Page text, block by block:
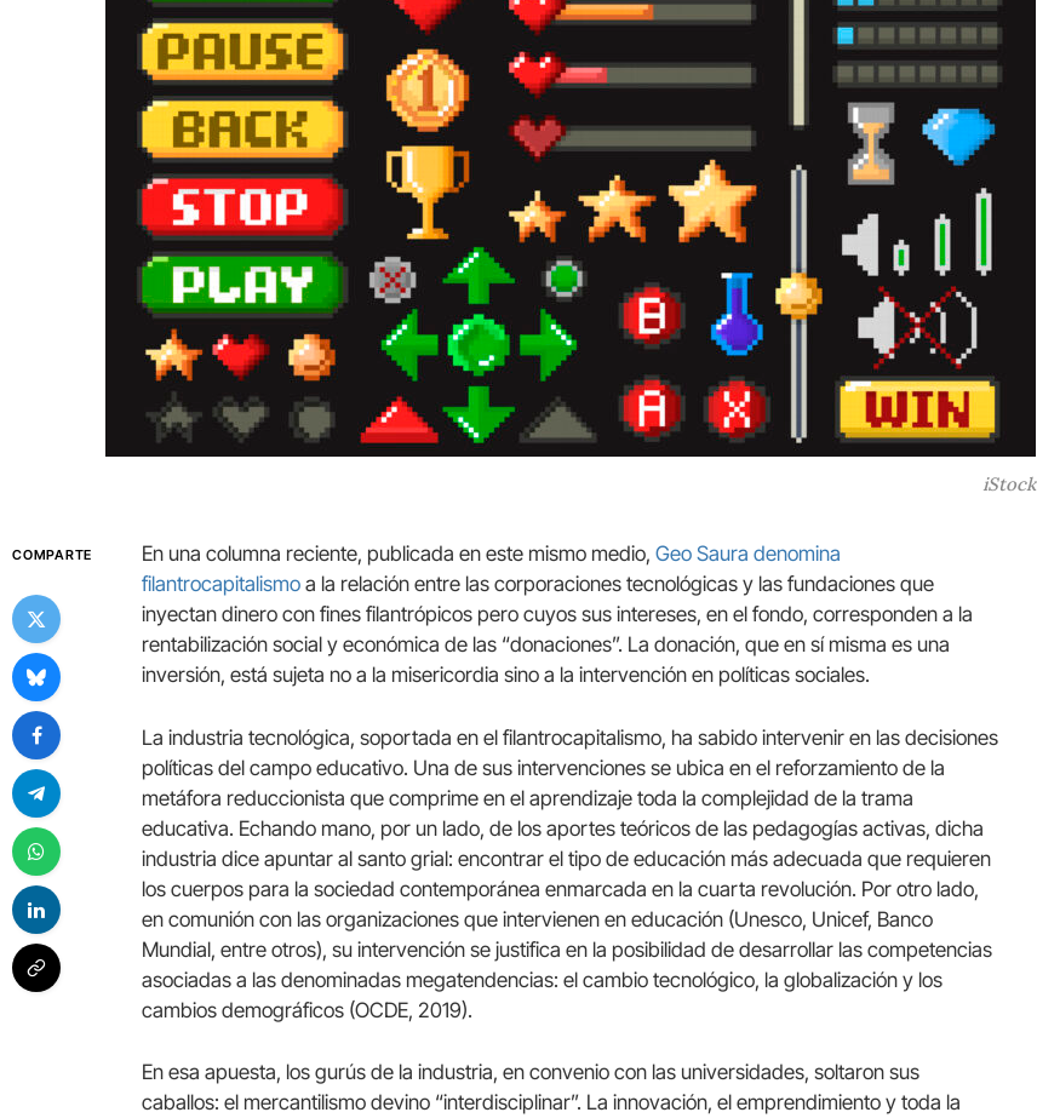
iStock
COMPARTE En una columna reciente, publicada en este mismo medio,Geo Saura denomina
filantrocapitalismo a la relación entre las corporaciones tecnológicas y las fundaciones que
inyectan dinero con fines filantrópicos pero cuyos sus intereses, en el fondo, corresponden a la
rentabilización social y económica de las “donaciones”. La donación, que en sí misma es una
inversión, está sujeta no a la misericordia sino a la intervención en políticas sociales.
La industria tecnológica, soportada en el filantrocapitalismo, ha sabido intervenir en las decisiones
políticas del campo educativo. Una de sus intervenciones se ubica en el reforzamiento de la
metáfora reduccionista que comprime en el aprendizaje toda la complejidad de la trama
educativa. Echando mano, por un lado, de los aportes teóricos de las pedagogías activas, dicha
industria dice apuntar al santo grial: encontrar el tipo de educación más adecuada que requieren
los cuerpos para la sociedad contemporánea enmarcada en la cuarta revolución. Por otro lado,
en comunión con las organizaciones que intervienen en educación (Unesco, Unicef, Banco
Mundial, entre otros), su intervención se justifica en la posibilidad de desarrollar las competencias
asociadas a las denominadas megatendencias: el cambio tecnológico, la globalización y los
cambios demográficos (OCDE, 2019).
En esa apuesta, los gurús de la industria, en convenio con las universidades, soltaron sus
caballos: el mercantilismo devino “interdisciplinar”. La innovación, el emprendimiento y toda la